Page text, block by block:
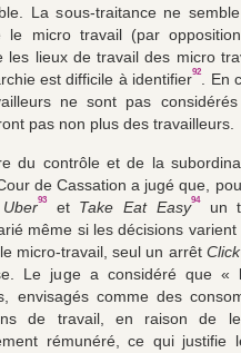
La sous-traitance ne
le micro travail (par
les lieux de travail des micro
est difficile à identifier92
. En
ne sont pas
pas non plus des travailleurs.
du contrôle et de la
de Cassation a jugé que,
Uber93et Take Eat Easy94un
même si les décisions
micro-travail, seul un arrêt
Le juge a considéré que «
envisagés comme des
de travail, en raison de
rémunéré, ce qui justifie